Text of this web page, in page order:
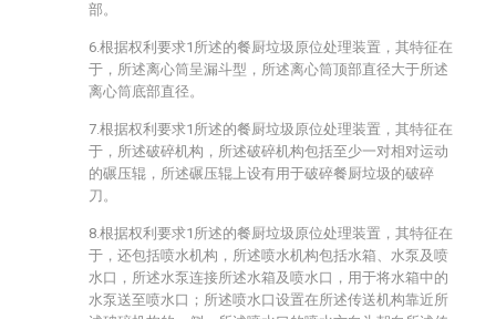
部。
6.根据权利要求1所述的餐厨垃圾原位处理装置，其特征在
于，所述离心筒呈漏斗型，所述离心筒顶部直径大于所述
离心筒底部直径。
7.根据权利要求1所述的餐厨垃圾原位处理装置，其特征在
于，所述破碎机构，所述破碎机构包括至少一对相对运动
的碾压辊，所述碾压辊上设有用于破碎餐厨垃圾的破碎
刀。
8.根据权利要求1所述的餐厨垃圾原位处理装置，其特征在
于，还包括喷水机构，所述喷水机构包括水箱、水泵及喷
水口，所述水泵连接所述水箱及喷水口，用于将水箱中的
水泵送至喷水口；所述喷水口设置在所述传送机构靠近所